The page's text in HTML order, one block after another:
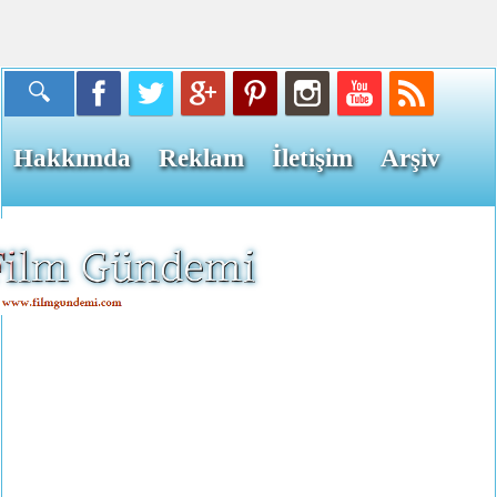
Hakkımda Reklam İletişim Arşiv